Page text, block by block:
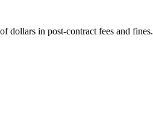
dollars in post-contract fees and fines.